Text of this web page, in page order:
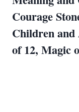
Courage
Children
of ‍12, Magic